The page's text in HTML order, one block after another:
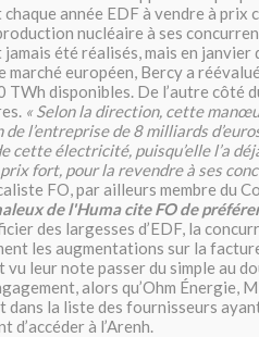
année EDF à vendre à prix
nucléaire à ses
été réalisés, mais en janvier
marché européen, Bercy a
TWh disponibles. De l’autre côté
« Selon la direction, cette
l’entreprise de 8 milliards
cette électricité, puisqu’elle l’a
fort, pour la revendre à ses
FO, par ailleurs membre du
de l'Huma cite FO de
des largesses d’EDF, la
les augmentations sur la
vu leur note passer du simple au
alors qu’Ohm Énergie,
dans la liste des fournisseurs
à l’Arenh.